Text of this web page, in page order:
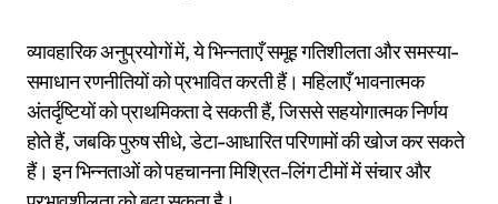
व्यावहारिक अनुप्रयोगों में, ये भिन्नताएँ समूह गतिशीलता और समस्या-
समाधान रणनीतियों को प्रभावित करती हैं। महिलाएँ भावनात्मक
अंतर्दृष्टियों को प्राथमिकता दे सकती हैं, जिससे सहयोगात्मक निर्णय
होते हैं, जबकि पुरुष सीधे, डेटा-आधारित परिणामों की खोज कर सकते
हैं। इन भिन्नताओं को पहचानना मिश्रित-लिंग टीमों में संचार और